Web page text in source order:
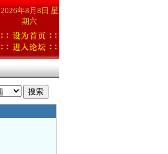
2026年8月8日 星
期六